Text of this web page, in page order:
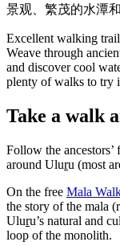
規
劃
您
的
行
搜
景观、繁茂的水潭
Excellent walking
Weave through
and discover cool
plenty of walks to try
Take a walk
Follow the
around Uluru (most
On the free Mala
the story of the mala
Uluru’s natural and
loop of the monolith.